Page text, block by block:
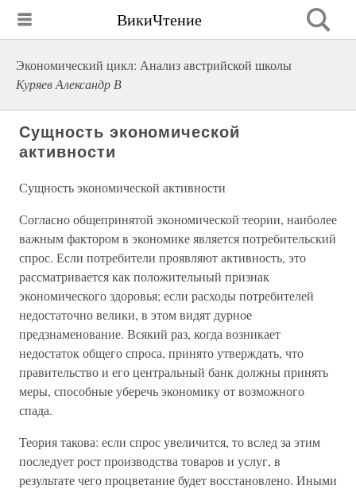
ВикиЧтение
Экономический цикл: Анализ австрийской школы
Куряев Александр В
Сущность экономической
активности
Сущность экономической активности
Согласно общепринятой экономической теории, наиболее
важным фактором в экономике является потребительский
спрос. Если потребители проявляют активность, это
рассматривается как положительный признак
экономического здоровья; если расходы потребителей
недостаточно велики, в этом видят дурное
предзнаменование. Всякий раз, когда возникает
недостаток общего спроса, принято утверждать, что
правительство и его центральный банк должны принять
меры, способные уберечь экономику от возможного
спада.
Теория такова: если спрос увеличится, то вслед за этим
последует рост производства товаров и услуг, в
результате чего процветание будет восстановлено. Иными